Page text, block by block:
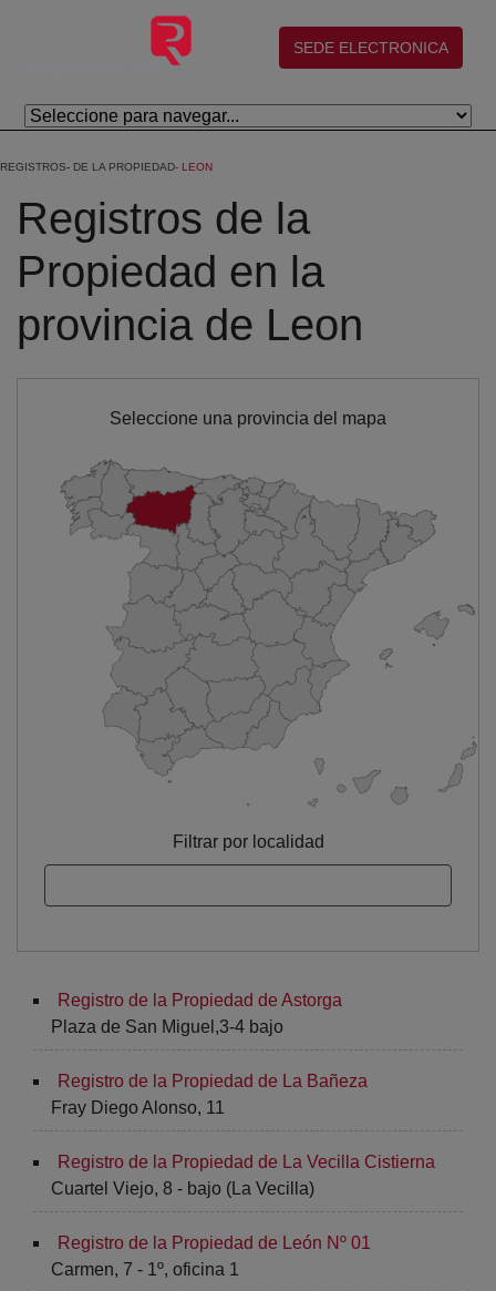
Eduki nagusira joan
(abre en nueva ventana)
SEDE ELECTRONICA
REGISTROS DE LA PROPIEDAD LEON
Registros de la
Propiedad en la
provincia de Leon
Seleccione una provincia del mapa
Filtrar por localidad
Registro de la Propiedad de Astorga
Plaza de San Miguel,3-4 bajo
Registro de la Propiedad de La Bañeza
Fray Diego Alonso, 11
Registro de la Propiedad de La Vecilla Cistierna
Cuartel Viejo, 8 - bajo (La Vecilla)
Registro de la Propiedad de León Nº 01
Carmen, 7 - 1º, oficina 1